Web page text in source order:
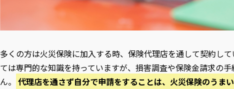
多くの方は火災保険に加入する時、保険代理店を通して契約し
ては専門的な知識を持っていますが、損害調査や保険金請求の
ん。 代理店を通さず自分で申請をすることは、火災保険のうま